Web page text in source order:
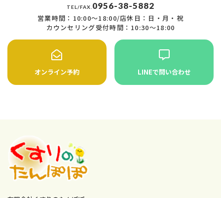
TEL/FAX. 0956-38-5882
営業時間：10:00〜18:00/店休日：日・月・祝
カウンセリング受付時間：10:30〜18:00
オンライン予約 LINEで問い合わせ